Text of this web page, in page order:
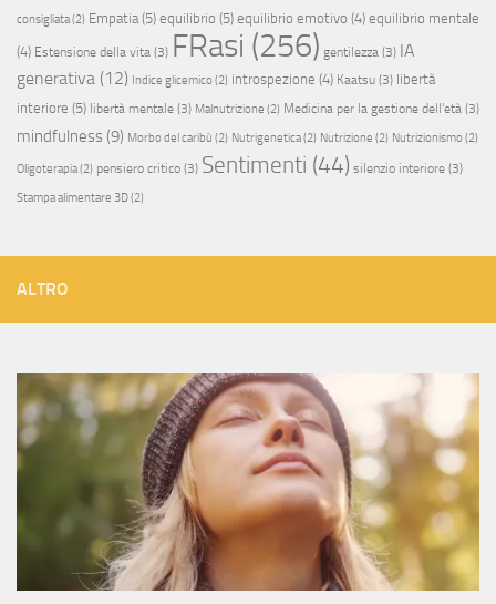
consigliata(2) Empatia (5) equilibrio (5) equilibrio emotivo (4) equilibrio mentale
(4) Estensione della vita (3) FRasi (256) gentilezza (3) IA
generativa (12) Indice glicemico (2) introspezione (4) Kaatsu (3) libertà
interiore (5) libertà mentale (3) Malnutrizione (2) Medicina per la gestione dell'età (3)
mindfulness (9) Morbo del caribù (2) Nutrigenetica(2) Nutrizione (2) Nutrizionismo (2)
Oligoterapia(2) pensiero critico (3) Sentimenti (44) silenzio interiore (3)
Stampa alimentare 3D(2)
ALTRO